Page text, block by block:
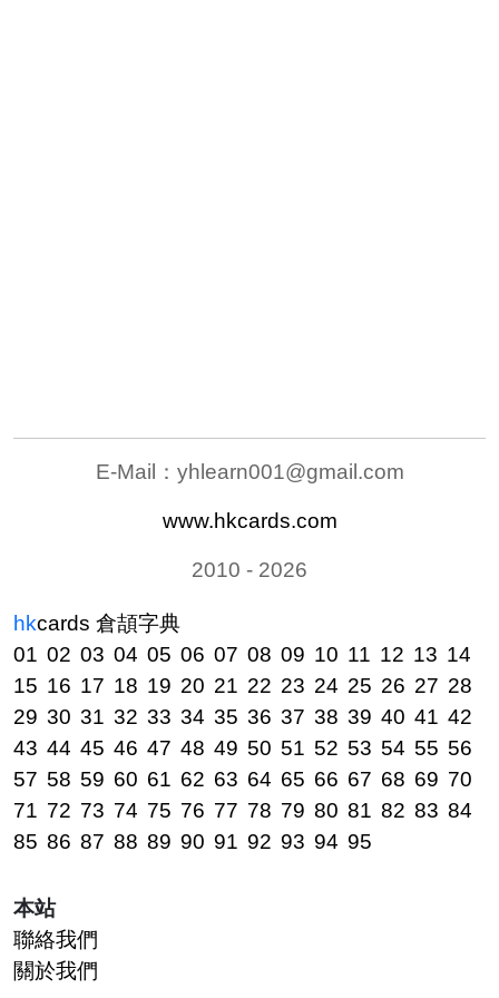
E-Mail： yhlearn001@gmail.com
www.hkcards.com
2010 - 2026
hkcards 倉頡字典
01 02 03 04 05 06 07 08 09 10 11 12 13 14
15 16 17 18 19 20 21 22 23 24 25 26 27 28
29 30 31 32 33 34 35 36 37 38 39 40 41 42
43 44 45 46 47 48 49 50 51 52 53 54 55 56
57 58 59 60 61 62 63 64 65 66 67 68 69 70
71 72 73 74 75 76 77 78 79 80 81 82 83 84
85 86 87 88 89 90 91 92 93 94 95
本站
聯絡我們
關於我們